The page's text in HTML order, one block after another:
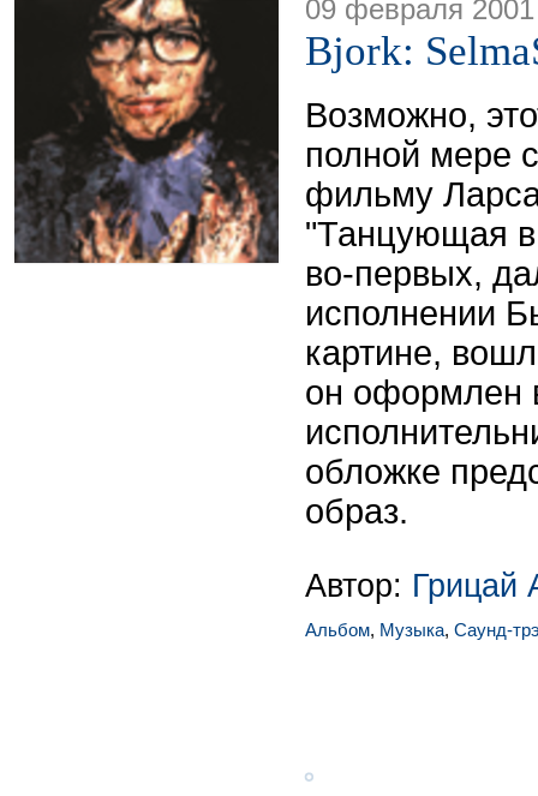
09 февраля 2001
Bjork:
Возможно,
полной мере
фильму
"Танцующая в
во-первых,
исполнении
картине,
он оформлен
обложке
образ.
Автор: Грицай
Альбом, Музыка, Саунд-